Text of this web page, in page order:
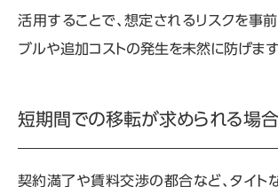
活用することで、想定されるリスクを事前
ブルや追加コストの発生を未然に防げます
短期間での移転が求められる場合
契約満了や賃料交渉の都合など、タイト